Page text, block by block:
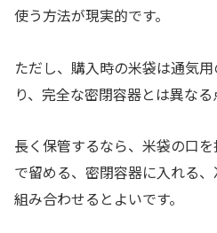
使う方法が現実的です。
ただし、購入時の米袋は通気
り、完全な密閉容器とは異なる
長く保管するなら、米袋の口
で留める、密閉容器に入れる
組み合わせるとよいです。